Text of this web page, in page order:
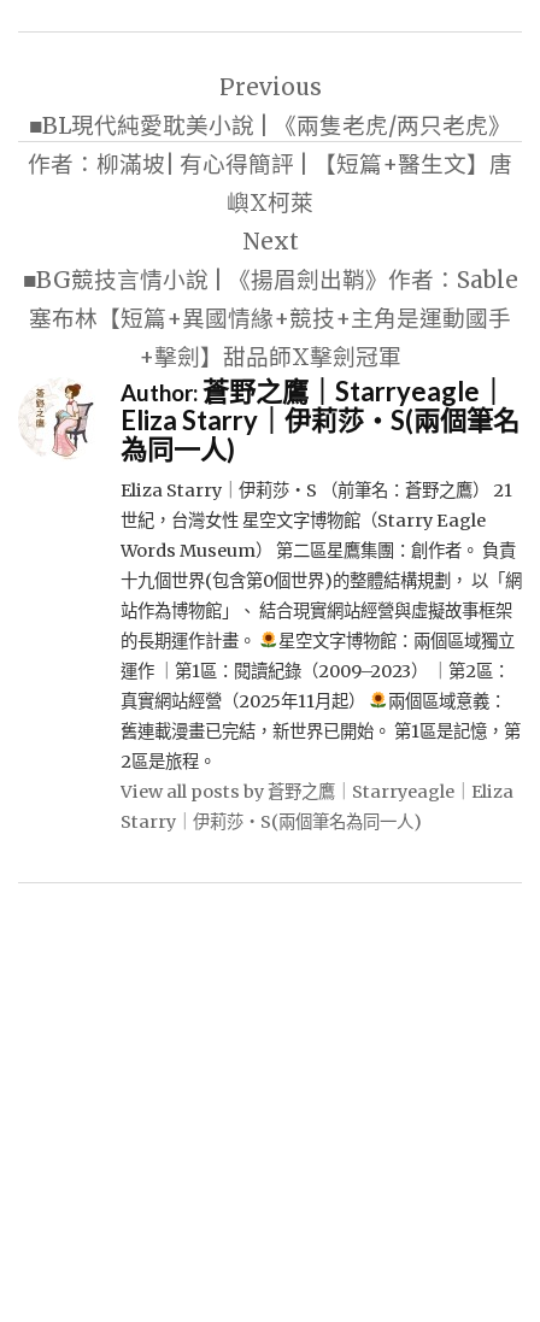
導
覽
Previous
■BL現代純愛耽美小說 | 《兩隻老虎/两只老虎》
作者：柳滿坡| 有心得簡評 | 【短篇+醫生文】唐
嶼X柯萊
Next
■BG競技言情小說 | 《揚眉劍出鞘》作者：Sable
塞布林【短篇+異國情緣+競技+主角是運動國手
+擊劍】甜品師X擊劍冠軍
Author:蒼野之鷹｜Starryeagle｜
Eliza Starry｜伊莉莎・S(兩個筆名
為同一人)
Eliza Starry｜伊莉莎・S （前筆名：蒼野之鷹） 21
世紀，台灣女性 星空文字博物館（Starry Eagle
Words Museum） 第二區星鷹集團：創作者。 負責
十九個世界(包含第0個世界)的整體結構規劃， 以「網
站作為博物館」、 結合現實網站經營與虛擬故事框架
的長期運作計畫。
星空文字博物館：兩個區域獨立
運作 ｜第1區：閱讀紀錄（2009–2023） ｜第2區：
真實網站經營（2025年11月起）
兩個區域意義：
舊連載漫畫已完結，新世界已開始。 第1區是記憶，第
2區是旅程。
View all posts by 蒼野之鷹｜Starryeagle｜Eliza
Starry｜伊莉莎・S(兩個筆名為同一人)